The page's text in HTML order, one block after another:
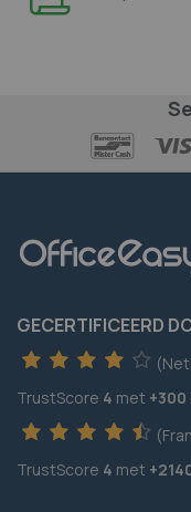
GECERTIFICEERD
TrustScore 4 met +300
TrustScore 4 met